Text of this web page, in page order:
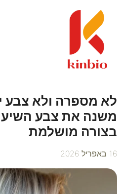
לתוכן
לא מספרה ולא צבע
בצורה מושלמת
16 באפריל 2026